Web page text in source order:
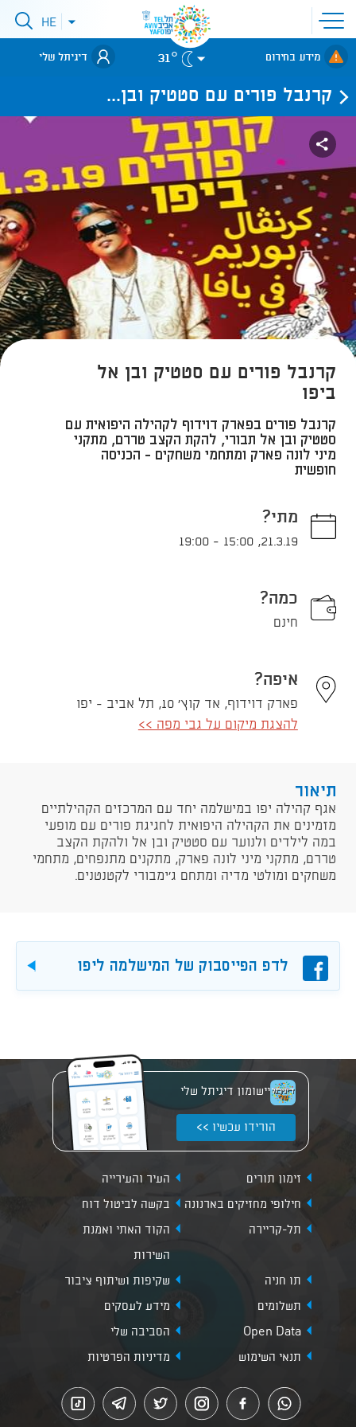
פתיחת
תפריט
אתר
לאתר עיריית
תל-אביב
פתיחתHE
מידע בחירום 31° דיגיתל שלי
קרנבל פורים עם סטטיק ובן...
קרנבל פורים עם סטטיק ובן אל
ביפו
קרנבל פורים בפארק דוידוף לקהילה היפואית עם
סטטיק ובן אל תבורי, להקת הקצב טררם, מתקני
מיני לונה פארק ומתחמי משחקים - הכניסה
חופשית
מתי?
21.3.19
,
15:00
-
19:00
כמה?
חינם
איפה?
פארק דוידוף, אד קוץ' 10, תל אביב - יפו
להצגת מיקום על גבי מפה >>
תיאור
​אגף קהילה יפו במישלמה יחד עם המרכזים הקהילתיים
מזמינים את הקהילה היפואית לחגיגת פורים עם מופעי
במה לילדים ולנוער עם סטטיק ובן אל ולהקת הקצב
טררם, מתקני מיני לונה פארק, מתקנים מתנפחים, מתחמי
משחקים ומולטי מדיה ומתחם ג'ימבורי לקטנטנים.
פייסבוקלדפ הפייסבוק של המישלמה ליפו
יישומון דיגיתל שלי
הורידו עכשיו >>
זימון תורים
העיר והעירייה
חילופי מחזיקים בארנונה
בקשה לביטול דוח
תל-קריירה
הקוד האתי ואמנת
השירות
תו חניה
שקיפות ושיתוף ציבור
תשלומים
מידע לעסקים
Open Data
הסביבה שלי
תנאי השימוש
מדיניות הפרטיות